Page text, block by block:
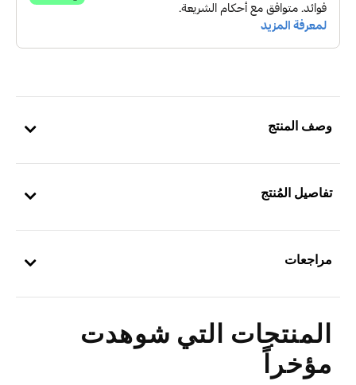
وصف المنتج
تفاصيل المُنتج
مراجعات
المنتجات التي شوهدت
مؤخراً